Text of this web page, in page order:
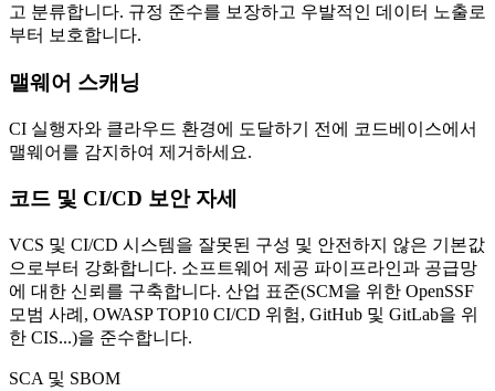
고 분류합니다. 규정 준수를 보장하고 우발적인 데이터 노출로
부터 보호합니다.
맬웨어 스캐닝
CI 실행자와 클라우드 환경에 도달하기 전에 코드베이스에서
맬웨어를 감지하여 제거하세요.
코드 및 CI/CD 보안 자세
VCS 및 CI/CD 시스템을 잘못된 구성 및 안전하지 않은 기본값
으로부터 강화합니다. 소프트웨어 제공 파이프라인과 공급망
에 대한 신뢰를 구축합니다. 산업 표준(SCM을 위한 OpenSSF
모범 사례, OWASP TOP10 CI/CD 위험, GitHub 및 GitLab을 위
한 CIS...)을 준수합니다.
SCA 및 SBOM